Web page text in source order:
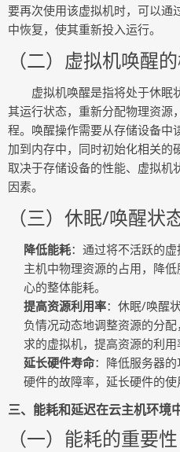
要再次使用该虚拟机时，可以通
中恢复，使其重新投入运行。
（二）虚拟机唤醒
虚拟机唤醒是指将处于休眠
其运行状态，重新分配物理资源
程。唤醒操作需要从存储设备中
加到内存中，同时初始化相关的
取决于存储设备的性能、虚拟机
因素。
（三）休眠/唤醒状
降低能耗：通过将不活跃的
主机中物理资源的占用，降
心的整体能耗。
提高资源利用率：休眠/唤醒
负情况动态地调整资源的分
求的虚拟机，提高资源的利用
延长硬件寿命：降低服务器
硬件的故障率，延长硬件的使
三、能耗和延迟在云主机环境
（一）能耗的重要性